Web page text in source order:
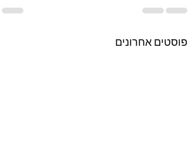
פוסטים אחרונים